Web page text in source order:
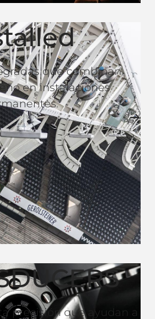
que combinan
en instalaciones
precisión que ayudan a